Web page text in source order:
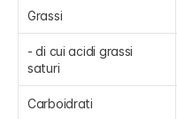
Grassi
- di cui acidi grassi
saturi
Carboidrati